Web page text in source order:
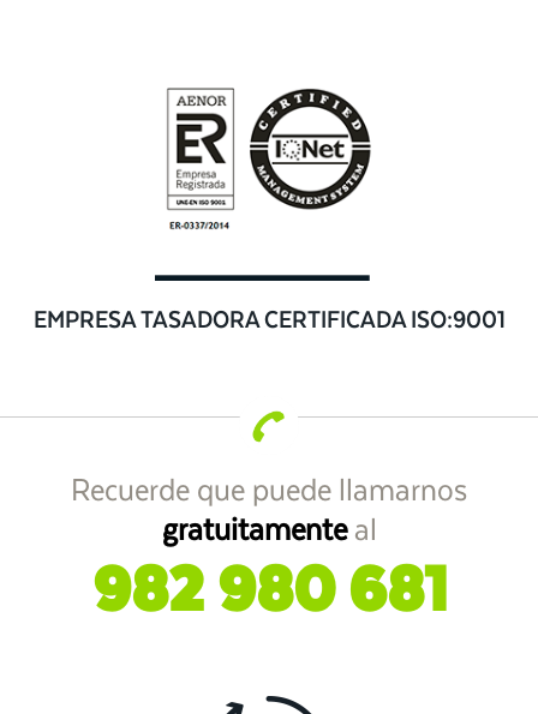
EMPRESA TASADORA CERTIFICADA ISO:9001
Recuerde que puede llamarnos
gratuitamenteal
982 980 681